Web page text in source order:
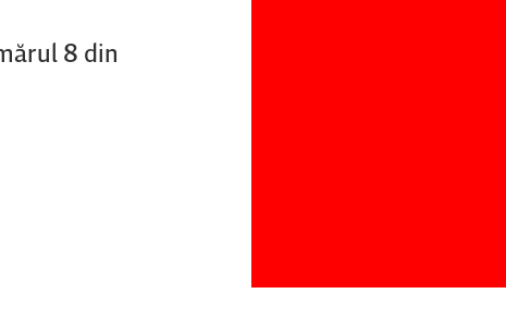
8 din